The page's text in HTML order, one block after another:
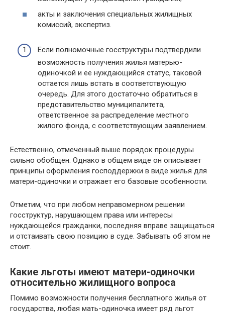
акты и заключения специальных жилищных
комиссий, экспертиз.
Если полномочные госструктуры подтвердили
возможность получения жилья матерью-
одиночкой и ее нуждающийся статус, таковой
остается лишь встать в соответствующую
очередь. Для этого достаточно обратиться в
представительство муниципалитета,
ответственное за распределение местного
жилого фонда, с соответствующим заявлением.
Естественно, отмеченный выше порядок процедуры
сильно обобщен. Однако в общем виде он описывает
принципы оформления господдержки в виде жилья для
матери-одиночки и отражает его базовые особенности.
Отметим, что при любом неправомерном решении
госструктур, нарушающем права или интересы
нуждающейся гражданки, последняя вправе защищаться
и отстаивать свою позицию в суде. Забывать об этом не
стоит.
Какие льготы имеют матери-одиночки
относительно жилищного вопроса
Помимо возможности получения бесплатного жилья от
государства, любая мать-одиночка имеет ряд льгот